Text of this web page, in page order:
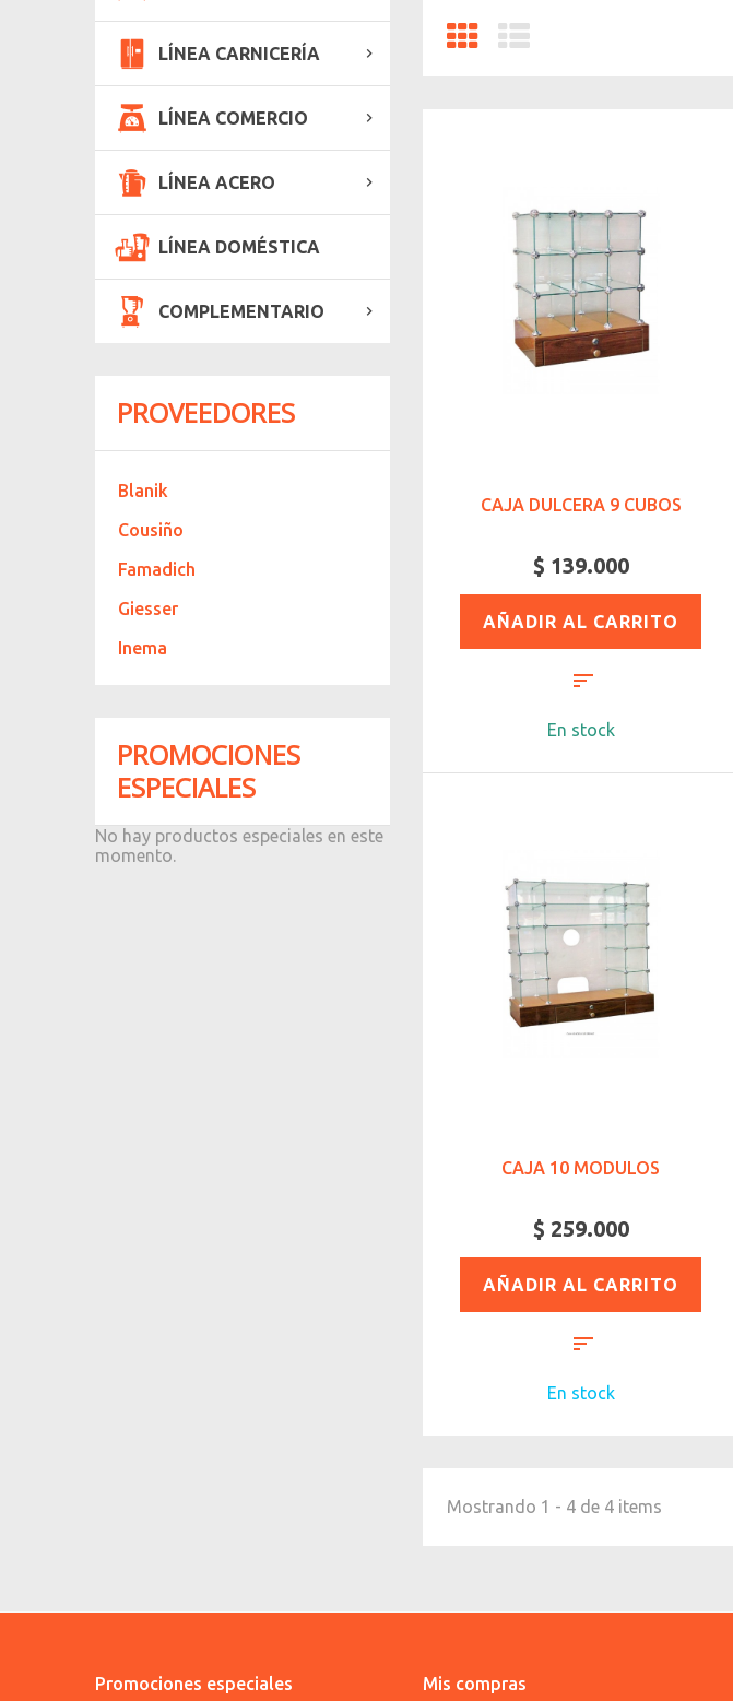
CAJA DULCERA 9 CUBOS
$ 139.000
AÑADIR AL CARRITO
En stock
CAJA 10 MODULOS
$ 259.000
AÑADIR AL CARRITO
En stock
Mostrando 1 - 4 de 4 items
LÍNEA CARNICERÍA
LÍNEA COMERCIO
LÍNEA ACERO
LÍNEA DOMÉSTICA
COMPLEMENTARIO
PROVEEDORES
Blanik
Cousiño
Famadich
Giesser
Inema
PROMOCIONES
ESPECIALES
No hay productos especiales en este
momento.
Promociones especiales Mis compras